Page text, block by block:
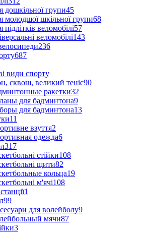
дошкільної групи45
молодшої шкільної групи68
підлітків веломобілі57
веломобілі143
236
687
види спорту
сквош, великий теніс90
ракетки32
для бадминтона9
для бадминтона13
11
взуття2
одежда6
317
стійки108
щити82
кольца19
м'ячі108
1
99
для волейболу9
мячи87
3